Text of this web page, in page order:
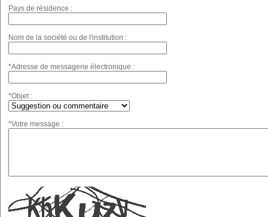
Pays de résidence :
Nom de la société ou de l'institution :
*Adresse de messagerie électronique :
*Objet :
*Votre message :